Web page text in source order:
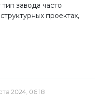
завода часто
проектах,
2024, 06:18